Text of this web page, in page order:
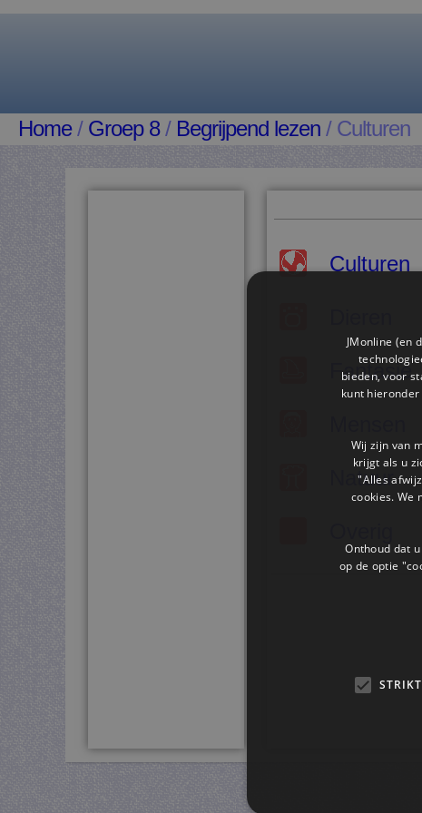
Home/ Groep 8/ Begrijpend lezen / Culturen
Culturen
Fantasie
Natuur
JMonline (en
bieden, voor
kunt
Wij zijn van
krijgt als u
"Alles
cookies. We
Onthoud dat
op de optie